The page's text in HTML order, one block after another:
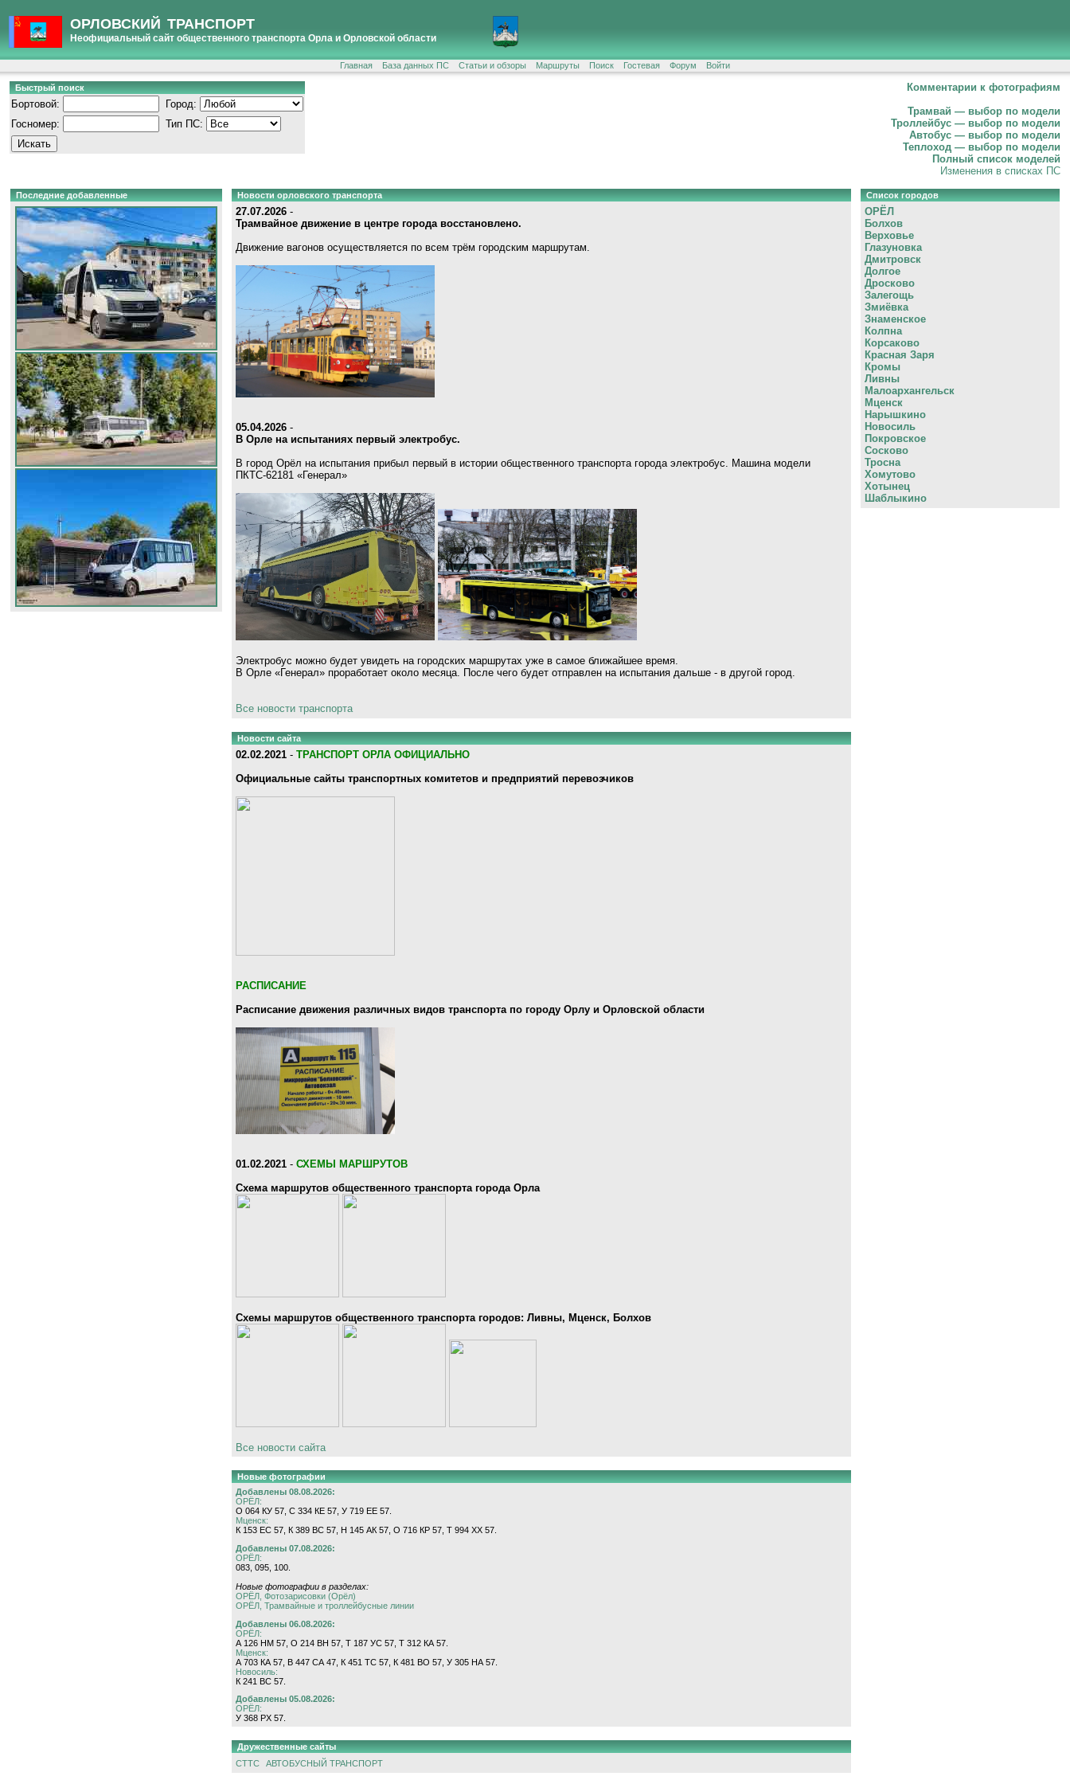
ОРЛОВСКИЙ ТРАНСПОРТ
Неофициальный сайт общественного транспорта Орла и Орловской области
Главная База данных ПС Статьи и обзоры Маршруты Поиск Гостевая Форум Войти
Комментарии к фотографиям
Трамвай — выбор по модели
Троллейбус — выбор по модели
Автобус — выбор по модели
Теплоход — выбор по модели
Полный список моделей
Изменения в списках ПС
Быстрый поиск
Бортовой:
Город:
Госномер:
Тип ПС:
Последние добавленные Новости орловского транспорта
27.07.2026 -
Трамвайное движение в центре города восстановлено.
Движение вагонов осуществляется по всем трём городским маршрутам.
05.04.2026 -
В Орле на испытаниях первый электробус.
В город Орёл на испытания прибыл первый в истории общественного транспорта города электробус. Машина модели
ПКТС-62181 «Генерал»
Электробус можно будет увидеть на городских маршрутах уже в самое ближайшее время.
В Орле «Генерал» проработает около месяца. После чего будет отправлен на испытания дальше - в другой город.
Все новости транспорта
Новости сайта
02.02.2021 - ТРАНСПОРТ ОРЛА ОФИЦИАЛЬНО
Официальные сайты транспортных комитетов и предприятий перевозчиков
РАСПИСАНИЕ
Расписание движения различных видов транспорта по городу Орлу и Орловской области
01.02.2021 - СХЕМЫ МАРШРУТОВ
Схема маршрутов общественного транспорта города Орла
Схемы маршрутов общественного транспорта городов: Ливны, Мценск, Болхов
Все новости сайта
Новые фотографии
Добавлены 08.08.2026:
ОРЁЛ:
О 064 КУ 57, С 334 КЕ 57, У 719 ЕЕ 57.
Мценск:
К 153 ЕС 57, К 389 ВС 57, Н 145 АК 57, О 716 КР 57, Т 994 ХХ 57.
Добавлены 07.08.2026:
ОРЁЛ:
083, 095, 100.
Новые фотографии в разделах:
ОРЁЛ, Фотозарисовки (Орёл)
ОРЁЛ, Трамвайные и троллейбусные линии
Добавлены 06.08.2026:
ОРЁЛ:
А 126 НМ 57, О 214 ВН 57, Т 187 УС 57, Т 312 КА 57.
Мценск:
А 703 КА 57, В 447 СА 47, К 451 ТС 57, К 481 ВО 57, У 305 НА 57.
Новосиль:
К 241 ВС 57.
Добавлены 05.08.2026:
ОРЁЛ:
У 368 РХ 57.
Дружественные сайты
СТТС
АВТОБУСНЫЙ ТРАНСПОРТ
Список городов
ОРЁЛ
Болхов
Верховье
Глазуновка
Дмитровск
Долгое
Дросково
Залегощь
Змиёвка
Знаменское
Колпна
Корсаково
Красная Заря
Кромы
Ливны
Малоархангельск
Мценск
Нарышкино
Новосиль
Покровское
Сосково
Тросна
Хомутово
Хотынец
Шаблыкино